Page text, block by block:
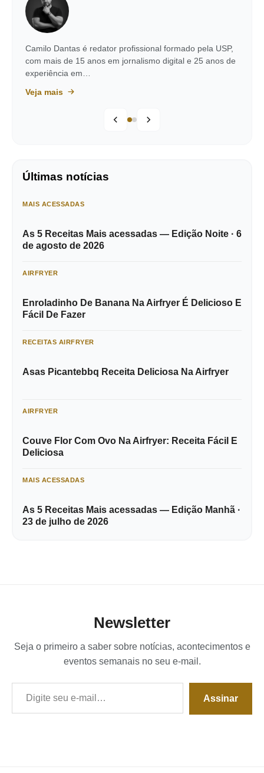
Camilo Dantas é redator profissional formado pela USP,
com mais de 15 anos em jornalismo digital e 25 anos de
experiência em…
Veja mais
Últimas notícias
MAIS ACESSADAS
As 5 Receitas Mais acessadas — Edição Noite · 6
de agosto de 2026
AIRFRYER
Enroladinho De Banana Na Airfryer É Delicioso E
Fácil De Fazer
RECEITAS AIRFRYER
Asas Picantebbq Receita Deliciosa Na Airfryer
AIRFRYER
Couve Flor Com Ovo Na Airfryer: Receita Fácil E
Deliciosa
MAIS ACESSADAS
As 5 Receitas Mais acessadas — Edição Manhã ·
23 de julho de 2026
Newsletter
Seja o primeiro a saber sobre notícias, acontecimentos e
eventos semanais no seu e-mail.
Digite seu e-mail…
Assinar